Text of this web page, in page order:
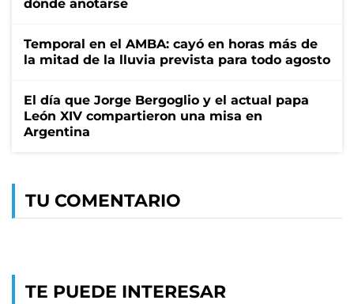
dónde anotarse
Temporal en el AMBA: cayó en horas más de
la mitad de la lluvia prevista para todo agosto
El día que Jorge Bergoglio y el actual papa
León XIV compartieron una misa en
Argentina
TU COMENTARIO
TE PUEDE INTERESAR